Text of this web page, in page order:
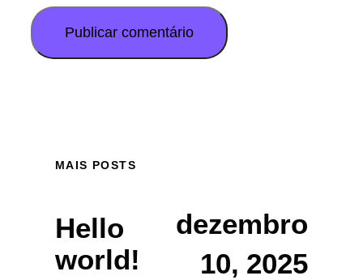
MAIS POSTS
Hello
world!
dezembro
10, 2025